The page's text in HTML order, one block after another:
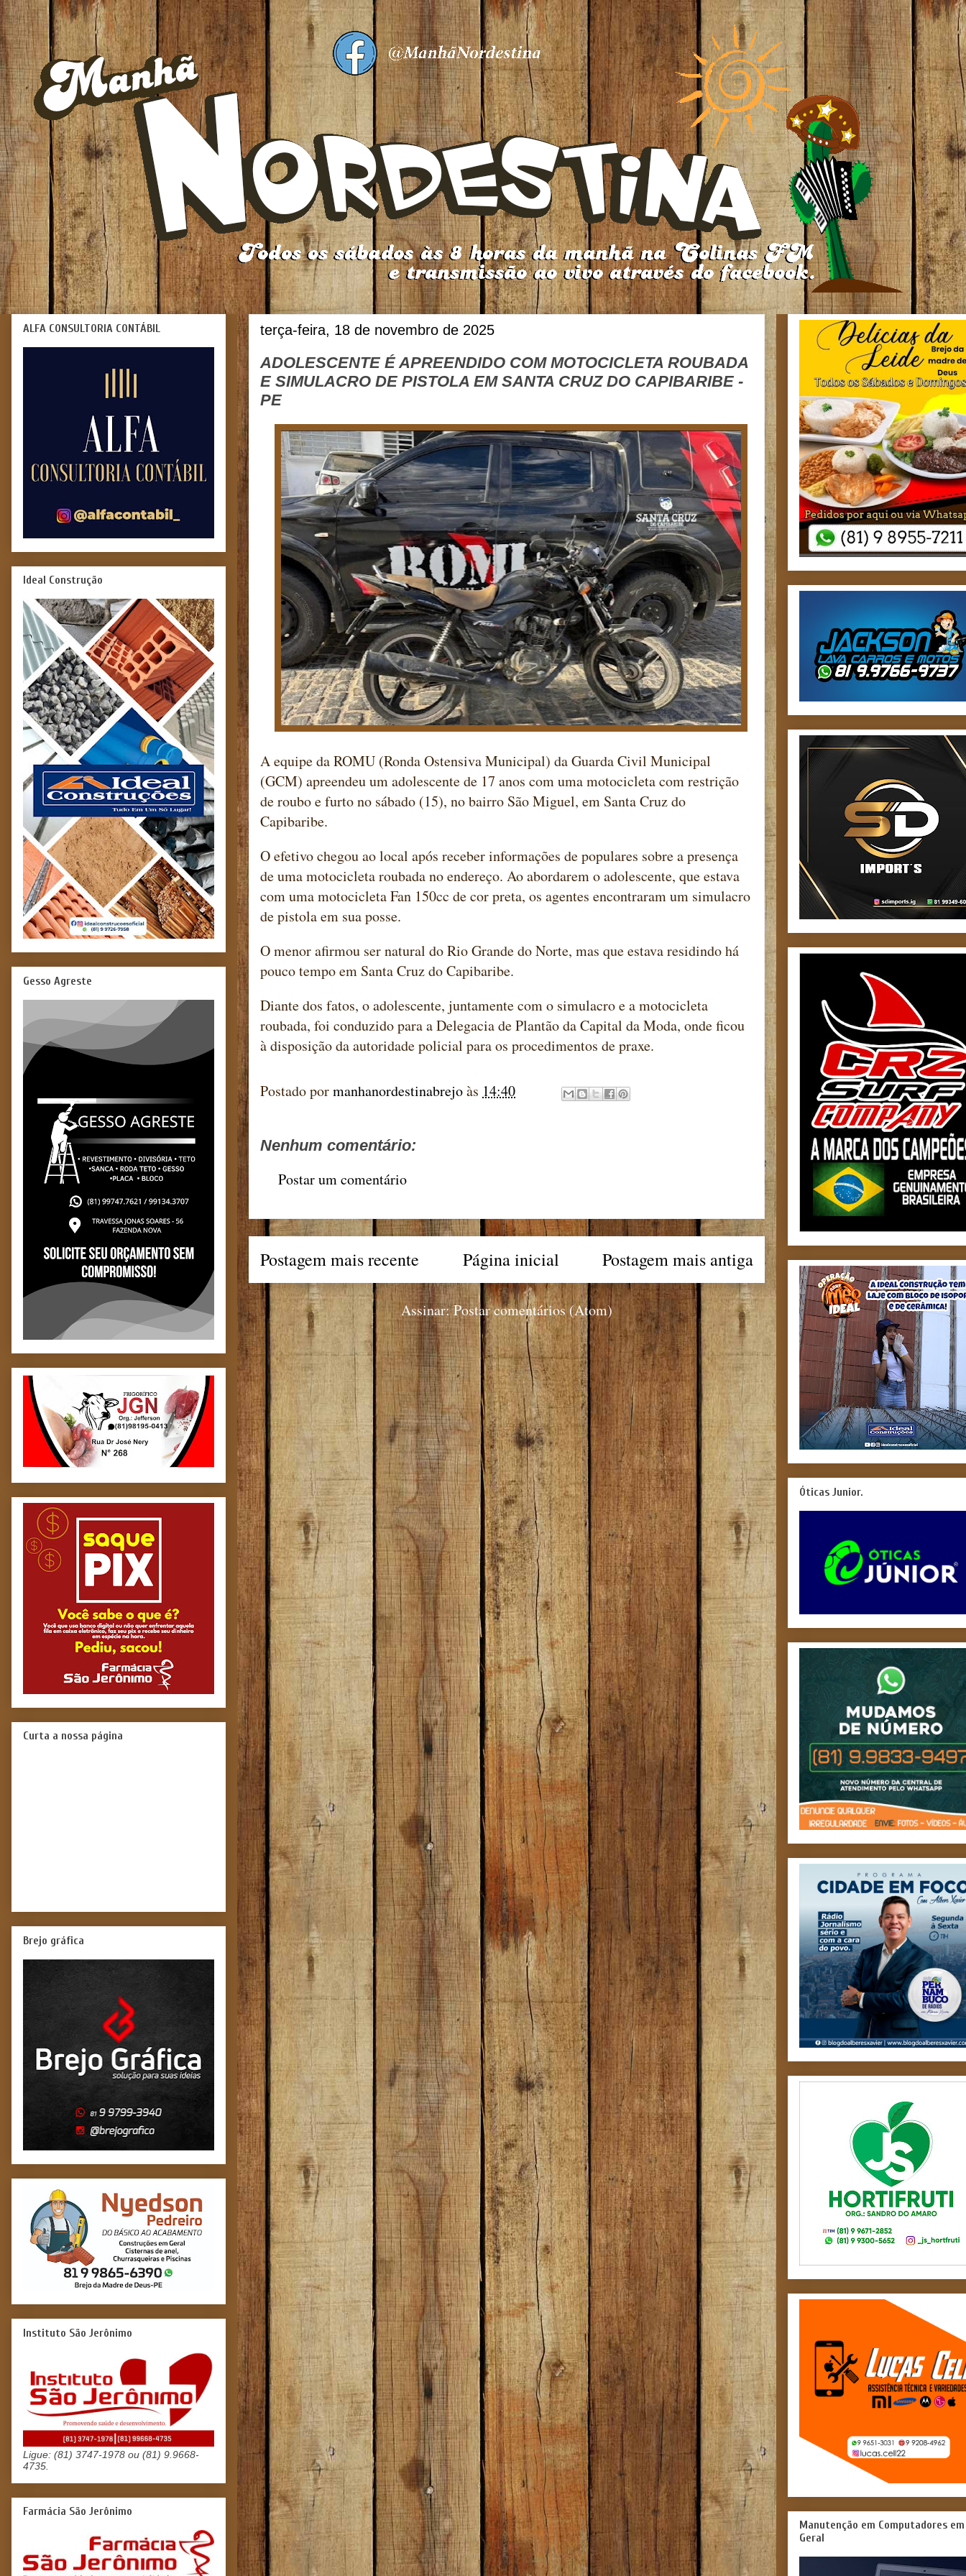
terça-feira, 18 de novembro de 2025
ADOLESCENTE É APREENDIDO COM MOTOCICLETA ROUBADA
E SIMULACRO DE PISTOLA EM SANTA CRUZ DO CAPIBARIBE -
PE
A equipe da ROMU (Ronda Ostensiva Municipal) da Guarda Civil Municipal
(GCM) apreendeu um adolescente de 17 anos com uma motocicleta com restrição
de roubo e furto no sábado (15), no bairro São Miguel, em Santa Cruz do
Capibaribe.
O efetivo chegou ao local após receber informações de populares sobre a presença
de uma motocicleta roubada no endereço. Ao abordarem o adolescente, que estava
com uma motocicleta Fan 150cc de cor preta, os agentes encontraram um simulacro
de pistola em sua posse.
O menor afirmou ser natural do Rio Grande do Norte, mas que estava residindo há
pouco tempo em Santa Cruz do Capibaribe.
Diante dos fatos, o adolescente, juntamente com o simulacro e a motocicleta
roubada, foi conduzido para a Delegacia de Plantão da Capital da Moda, onde ficou
à disposição da autoridade policial para os procedimentos de praxe.
Postado pormanhanordestinabrejoàs 14:40
Nenhum comentário:
Postar um comentário
Postagem mais recente Postagem mais antiga
Página inicial
Assinar:Postar comentários (Atom)
ALFA CONSULTORIA CONTÁBIL
Ideal Construção
Gesso Agreste
Curta a nossa página
Brejo gráfica
Instituto São Jerônimo
Ligue: (81) 3747-1978 ou (81) 9.9668-
4735.
Farmácia São Jerônimo
Óticas Junior.
Manutenção em Computadores em
Geral